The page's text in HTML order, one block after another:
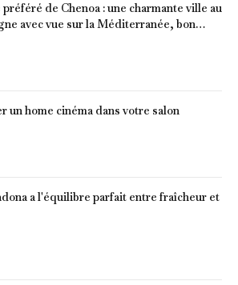
de Chenoa : une charmante ville au
avec vue sur la Méditerranée, bon
isolées
un home cinéma dans votre salon
a l'équilibre parfait entre fraîcheur et